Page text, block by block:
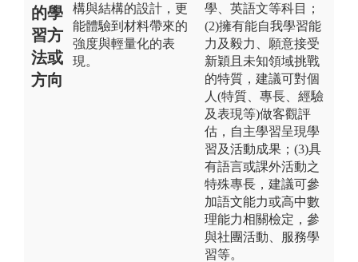
的學
習方
法或
方向
構與結構的設計，更
能體驗到材料帶來的
強度與輕量化的表
現。
學、英語文等科目；
(2)擁有能自我學習能
力及毅力、願意接受
新穎且未知領域挑戰
的特質，建議可對個
人(特質、專長、經驗
及表現等)做客觀評
估，自主學習呈現學
習及活動成果；(3)具
有語言或課外活動之
特殊專長，建議可參
加語文能力或高中數
理能力相關檢定，參
與社團活動、服務學
習等。